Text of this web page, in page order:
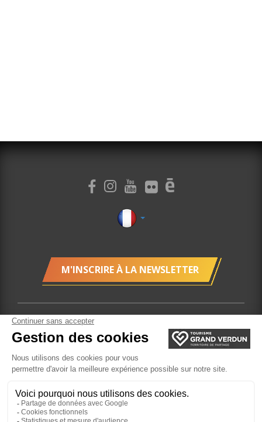
M'INSCRIRE À LA NEWSLETTER
Mentions légales
Localisation
Gestion des cookies Billetterie
Site réalisé par